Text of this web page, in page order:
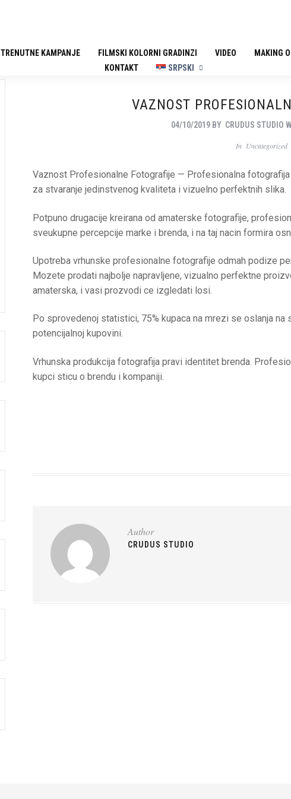
TRENUTNE KAMPANJE FILMSKI KOLORNI GRADINZI VIDEO MAKING
KONTAKT
SRPSKI
VAZNOST
04/10/2019 BY CRUDUS STUDIO
In Uncategorized
Vaznost Profesionalne Fotografije — Profesionalna
za stvaranje jedinstvenog kvaliteta i vizuelno perfektnih slika.
Potpuno drugacije kreirana od amaterske fotografije,
sveukupne percepcije marke i brenda, i na taj nacin formira
Upotreba vrhunske profesionalne fotografije odmah podize
Mozete prodati najbolje napravljene, vizualno perfektne
amaterska, i vasi prozvodi ce izgledati losi.
Po sprovedenoj statistici, 75% kupaca na mrezi se oslanja
potencijalnoj kupovini.
Vrhunska produkcija fotografija pravi identitet brenda.
kupci sticu o brendu i kompaniji.
Author
CRUDUS STUDIO